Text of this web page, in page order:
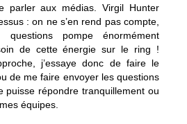
parler aux médias. Virgil Hunter
: on ne s’en rend pas compte,
pompe énormément
de cette énergie sur le ring !
j’essaye donc de faire le
de me faire envoyer les questions
puisse répondre tranquillement ou
équipes.